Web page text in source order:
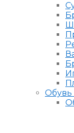
Обувь